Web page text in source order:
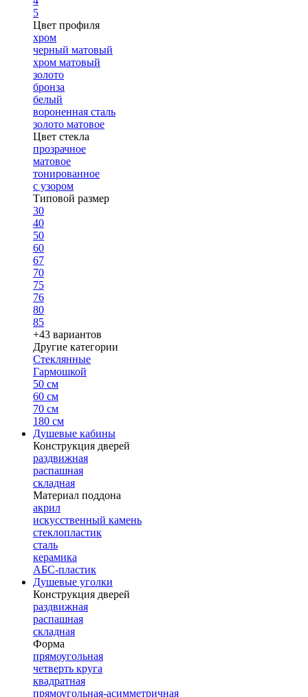
5
Цвет профиля
хром
черный матовый
хром матовый
золото
бронза
белый
вороненная сталь
золото матовое
Цвет стекла
прозрачное
матовое
тонированное
с узором
Типовой размер
30
40
50
60
67
70
75
76
80
85
+43 вариантов
Другие категории
Стеклянные
Гармошкой
50 см
60 см
70 см
180 см
Душевые кабины
Конструкция дверей
раздвижная
распашная
складная
Материал поддона
акрил
искусственный камень
стеклопластик
сталь
керамика
АБС-пластик
Душевые уголки
Конструкция дверей
раздвижная
распашная
складная
Форма
прямоугольная
четверть круга
квадратная
прямоугольная-асимметричная